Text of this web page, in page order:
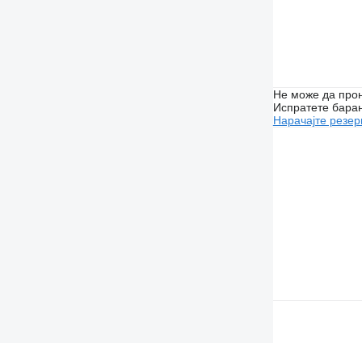
Не може да
Испратете
Нарачајте